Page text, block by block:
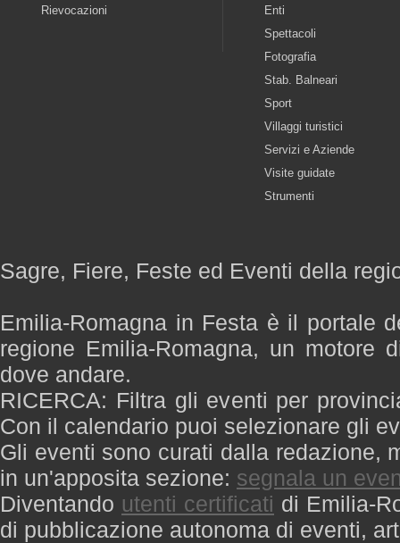
Rievocazioni
Enti
Spettacoli
Fotografia
Stab. Balneari
Sport
Villaggi turistici
Servizi e Aziende
Visite guidate
Strumenti
Sagre, Fiere, Feste ed Eventi della
Emilia-Romagna in Festa è il portale
regione Emilia-Romagna, un motore
dove andare.
RICERCA: Filtra gli eventi per
Con il calendario puoi selezionare gli
Gli eventi sono curati dalla redazione,
in un'apposita sezione: segnala un
Diventando utenti certificati di Emilia-
di pubblicazione autonoma di eventi,